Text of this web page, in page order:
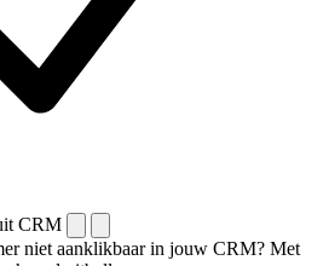
CRM
niet aanklikbaar in jouw CRM? Met